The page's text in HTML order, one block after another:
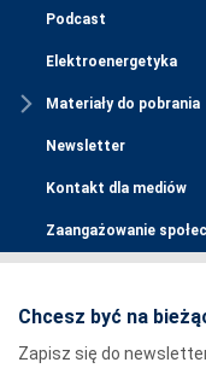
Podcast
Elektroenergetyka
Materiały do pobrania
Newsletter
Kontakt dla mediów
Zaangażowanie
Chcesz być na
Zapisz się do